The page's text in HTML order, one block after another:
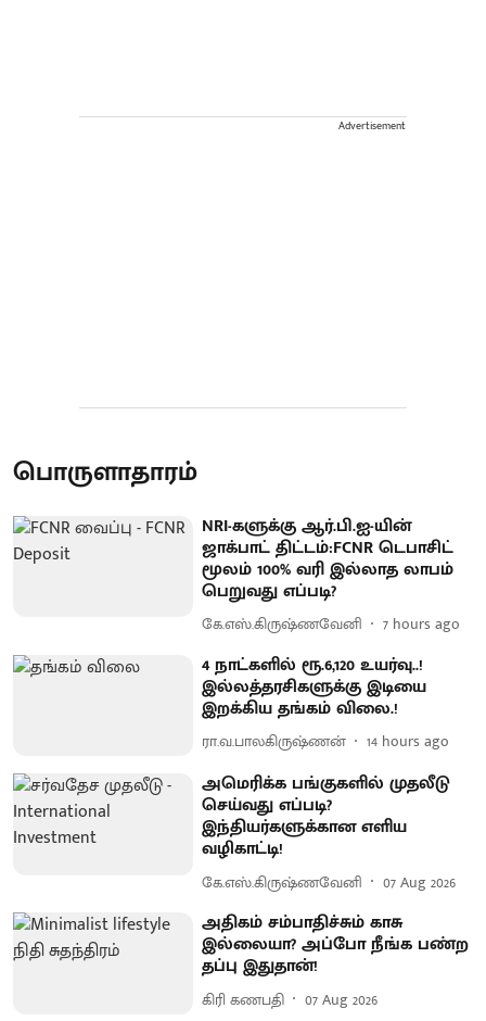
Advertisement
பொருளாதாரம்
NRI-களுக்கு ஆர்.பி.ஐ-யின்
ஜாக்பாட் திட்டம்:FCNR டெபாசிட்
மூலம் 100% வரி இல்லாத லாபம்
பெறுவது எப்படி?
கே.எஸ்.கிருஷ்ணவேனி 7 hours ago
4 நாட்களில் ரூ.6,120 உயர்வு..!
இல்லத்தரசிகளுக்கு இடியை
இறக்கிய தங்கம் விலை.!
ரா.வ.பாலகிருஷ்ணன் 14 hours ago
அமெரிக்க பங்குகளில் முதலீடு
செய்வது எப்படி?
இந்தியர்களுக்கான எளிய
வழிகாட்டி!
கே.எஸ்.கிருஷ்ணவேனி 07 Aug 2026
அதிகம் சம்பாதிச்சும் காசு
இல்லையா? அப்போ நீங்க பண்ற
தப்பு இதுதான்!
கிரி கணபதி 07 Aug 2026